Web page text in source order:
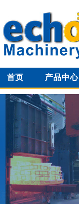
首页 产品中心